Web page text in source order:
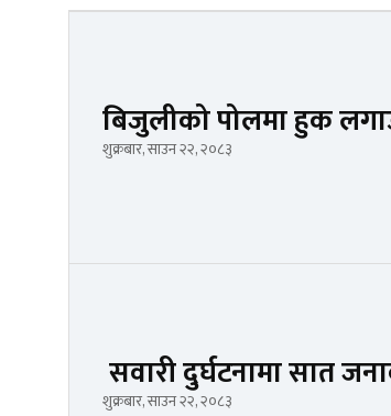
बिजुलीको पोलमा हुक
शुक्रबार, साउन २२, २०८३
सवारी दुर्घटनामा सात
शुक्रबार, साउन २२, २०८३